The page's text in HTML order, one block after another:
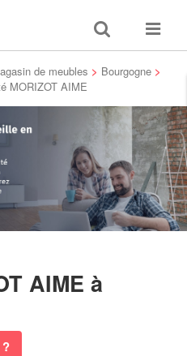
Toggle
search
Toggle
de meubles > Bourgogne >
MORIZOT AIME
AIME à